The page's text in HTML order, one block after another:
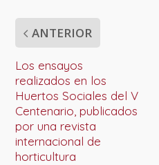
ANTERIOR
Los ensayos
realizados en los
Huertos Sociales del V
Centenario, publicados
por una revista
internacional de
horticultura